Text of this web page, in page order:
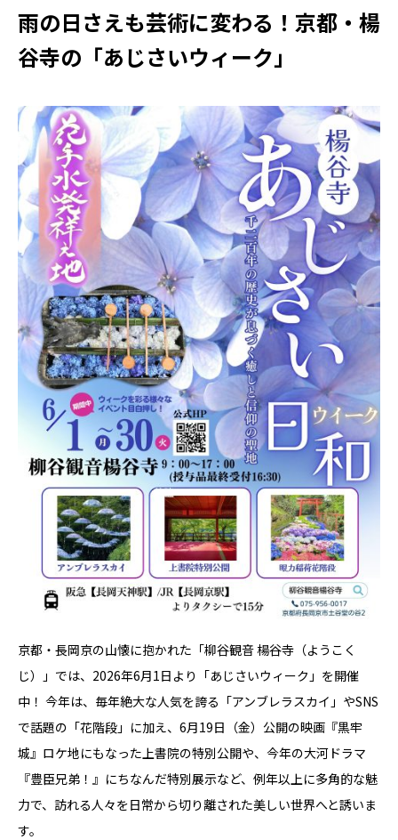
雨の日さえも芸術に変わる！京都・楊
谷寺の「あじさいウィーク」
京都・長岡京の山懐に抱かれた「柳谷観音 楊谷寺（ようこく
じ）」では、2026年6月1日より「あじさいウィーク」を開催
中！ 今年は、毎年絶大な人気を誇る「アンブレラスカイ」やSNS
で話題の「花階段」に加え、6月19日（金）公開の映画『黒牢
城』ロケ地にもなった上書院の特別公開や、今年の大河ドラマ
『豊臣兄弟！』にちなんだ特別展示など、例年以上に多角的な魅
力で、訪れる人々を日常から切り離された美しい世界へと誘いま
す。